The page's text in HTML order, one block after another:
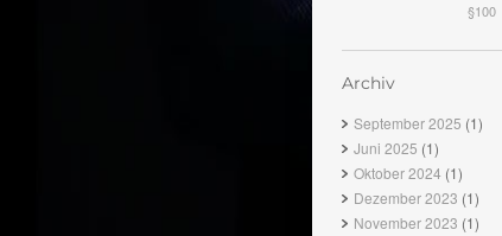
§100
Archiv
September 2025 (1)
Juni 2025 (1)
Oktober 2024 (1)
Dezember 2023 (1)
November 2023 (1)